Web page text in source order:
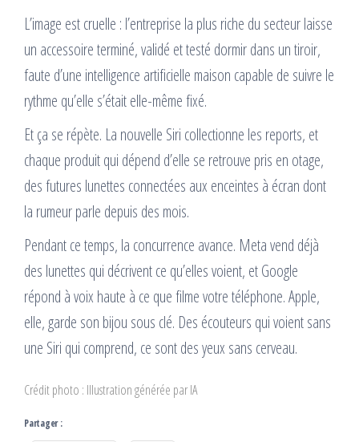
L’image est cruelle : l’entreprise la plus riche du secteur laisse
un accessoire terminé, validé et testé dormir dans un tiroir,
faute d’une intelligence artificielle maison capable de suivre le
rythme qu’elle s’était elle-même fixé.
Et ça se répète. La nouvelle Siri collectionne les reports, et
chaque produit qui dépend d’elle se retrouve pris en otage,
des futures lunettes connectées aux enceintes à écran dont
la rumeur parle depuis des mois.
Pendant ce temps, la concurrence avance. Meta vend déjà
des lunettes qui décrivent ce qu’elles voient, et Google
répond à voix haute à ce que filme votre téléphone. Apple,
elle, garde son bijou sous clé. Des écouteurs qui voient sans
une Siri qui comprend, ce sont des yeux sans cerveau.
Crédit photo : Illustration générée par IA
Partager :